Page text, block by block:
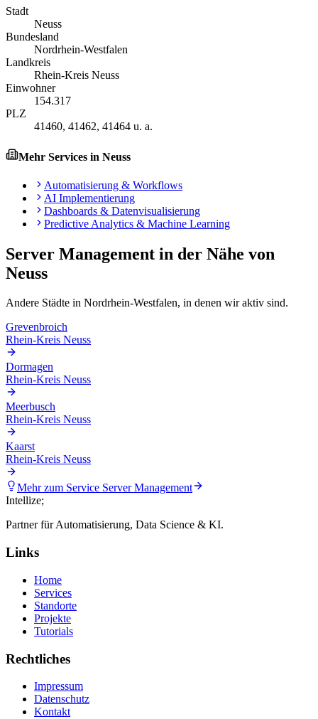
Stadt
Neuss
Bundesland
Nordrhein-Westfalen
Landkreis
Rhein-Kreis Neuss
Einwohner
154.317
PLZ
41460, 41462, 41464 u. a.
Mehr Services in Neuss
Automatisierung & Workflows
AI Implementierung
Dashboards & Datenvisualisierung
Predictive Analytics & Machine Learning
Server Management in der Nähe von
Neuss
Andere Städte in Nordrhein-Westfalen, in denen wir aktiv sind.
Grevenbroich
Rhein-Kreis Neuss
Dormagen
Rhein-Kreis Neuss
Meerbusch
Rhein-Kreis Neuss
Kaarst
Rhein-Kreis Neuss
Mehr zum Service Server Management
Intellize;
Partner für Automatisierung, Data Science & KI.
Links
Home
Services
Standorte
Projekte
Tutorials
Rechtliches
Impressum
Datenschutz
Kontakt